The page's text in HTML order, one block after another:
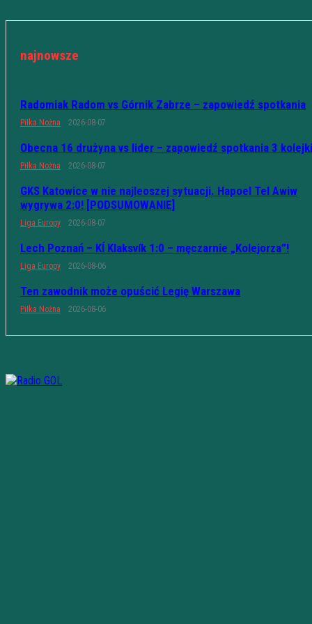
najnowsze
Radomiak Radom vs Górnik Zabrze – zapowiedź spotkania
Piłka Nożna 2026-08-07
Obecna 16 drużyna vs lider – zapowiedź spotkania 3 kolejki
Piłka Nożna 2026-08-07
GKS Katowice w nie najleoszej sytuacji. Hapoel Tel Awiw
wygrywa 2:0! [PODSUMOWANIE]
Liga Europy 2026-08-07
Lech Poznań – KÍ Klaksvík 1:0 – męczarnie „Kolejorza”!
Liga Europy 2026-08-06
Ten zawodnik może opuścić Legię Warszawa
Piłka Nożna 2026-08-06